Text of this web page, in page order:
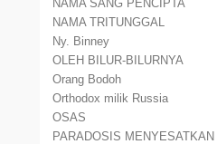
NAMA SANG PENCIPTA
NAMA TRITUNGGAL
Ny. Binney
OLEH BILUR-BILURNYA
Orang Bodoh
Orthodox milik Russia
OSAS
PARADOSIS MENYESATKAN